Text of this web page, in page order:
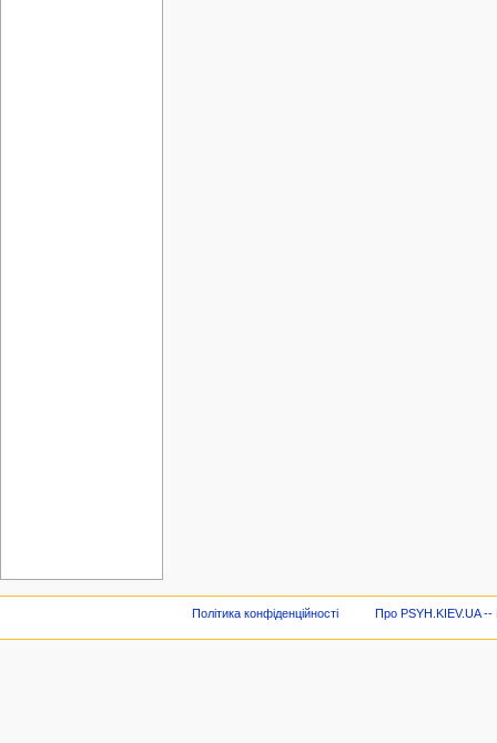
Політика конфіденційності Про PSYH.KIEV.UA --